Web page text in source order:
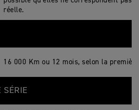
réelle.
16 000 Km ou 12 mois, selon la
SÉRIE